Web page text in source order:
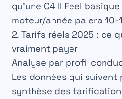
qu’une C4 II Feel
moteur/année paiera 10-
2. Tarifs réels 2025 : ce
vraiment payer
Analyse par profil
Les données qui suivent
synthèse des